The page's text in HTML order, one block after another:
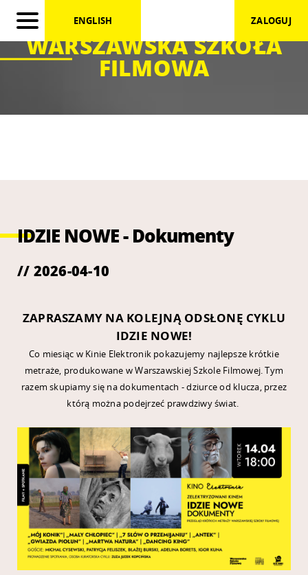
WARSZAWSKA SZKOŁA
FILMOWA
ENGLISH ZALOGUJ
IDZIE NOWE - Dokumenty
// 2026-04-10
ZAPRASZAMY NA KOLEJNĄ ODSŁONĘ CYKLU
IDZIE NOWE!
Co miesiąc w Kinie Elektronik pokazujemy najlepsze krótkie
metraże, produkowane w Warszawskiej Szkole Filmowej. Tym
razem skupiamy się na dokumentach - dziurce od klucza, przez
którą można podejrzeć prawdziwy świat.